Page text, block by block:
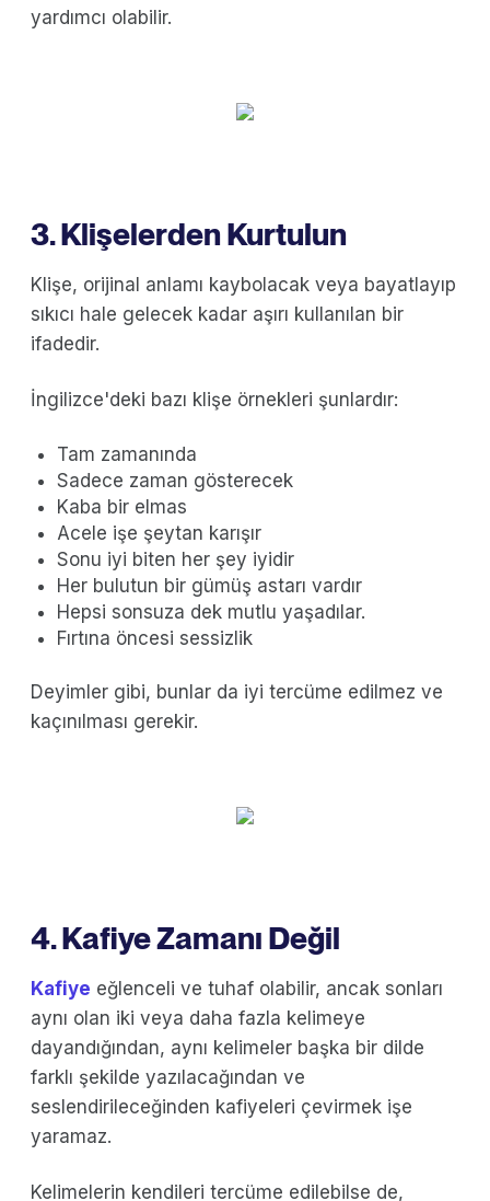
yardımcı olabilir.
3. Klişelerden Kurtulun
Klişe, orijinal anlamı kaybolacak veya bayatlayıp
sıkıcı hale gelecek kadar aşırı kullanılan bir
ifadedir.
İngilizce'deki bazı klişe örnekleri şunlardır:
Tam zamanında
Sadece zaman gösterecek
Kaba bir elmas
Acele işe şeytan karışır
Sonu iyi biten her şey iyidir
Her bulutun bir gümüş astarı vardır
Hepsi sonsuza dek mutlu yaşadılar.
Fırtına öncesi sessizlik
Deyimler gibi, bunlar da iyi tercüme edilmez ve
kaçınılması gerekir.
4. Kafiye Zamanı Değil
Kafiye eğlenceli ve tuhaf olabilir, ancak sonları
aynı olan iki veya daha fazla kelimeye
dayandığından, aynı kelimeler başka bir dilde
farklı şekilde yazılacağından ve
seslendirileceğinden kafiyeleri çevirmek işe
yaramaz.
Kelimelerin kendileri tercüme edilebilse de,